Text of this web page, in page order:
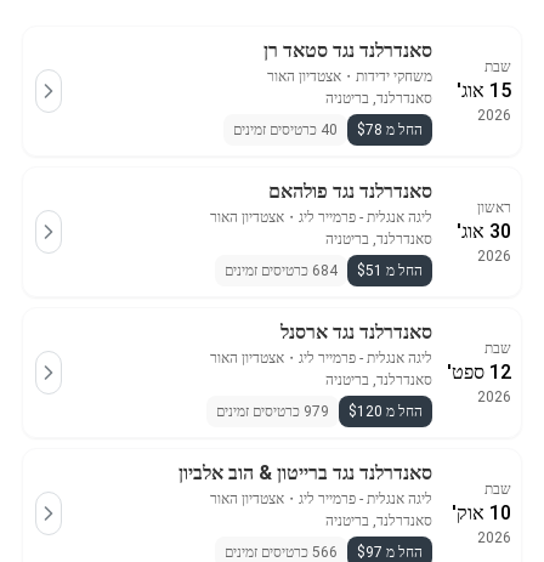
שבת
15 אוג'
2026
סאנדרלנד נגד סטאד רן
משחקי ידידות ・ אצטדיון האור
סאנדרלנד, בריטניה
החל מ $78
40 כרטיסים זמינים
ראשון
30 אוג'
2026
סאנדרלנד נגד פולהאם
ליגה אנגלית - פרמייר ליג ・ אצטדיון האור
סאנדרלנד, בריטניה
החל מ $51
684 כרטיסים זמינים
שבת
12 ספט'
2026
סאנדרלנד נגד ארסנל
ליגה אנגלית - פרמייר ליג ・ אצטדיון האור
סאנדרלנד, בריטניה
החל מ $120
979 כרטיסים זמינים
שבת
10 אוק'
2026
סאנדרלנד נגד ברייטון & הוב אלביון
ליגה אנגלית - פרמייר ליג ・ אצטדיון האור
סאנדרלנד, בריטניה
החל מ $97
566 כרטיסים זמינים